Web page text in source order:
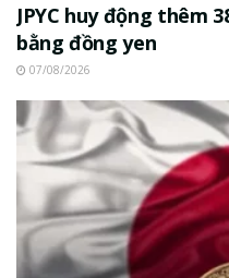
JPYC huy động thêm
bằng đồng yen
07/08/2026